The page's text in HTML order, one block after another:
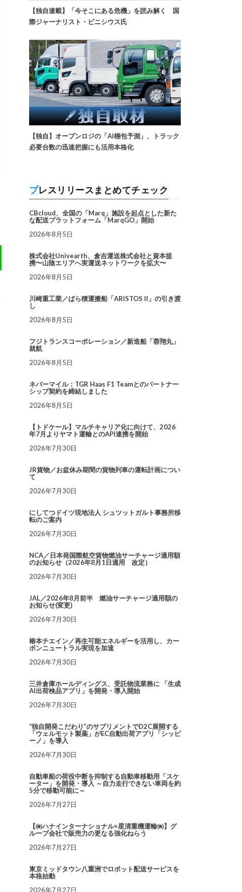
【独自連載】「今そこにある危機」を読み解く 国
際ジャーナリスト・ビニシウス氏
【独自】オープンロジの「AI梱包予測」、トラック
必要台数の迅速把握にも活用本格化
プレスリリースまとめてチェック
CBcloud、全国の「Marq」施設を起点とした新た
な配送プラットフォーム「MarqGO」開始
2026年8月5日
株式会社Univearth、倉吉運送株式会社と資本提
携〜山陰エリアへ実運送ネットワークを拡大〜
2026年8月5日
川崎重工業／ばら積運搬船「ARISTOS II」の引き渡
し
2026年8月5日
フジトランスコーポレーション／新造船「蓉翔丸」
就航
2026年8月5日
ネバーマイル：TGR Haas F1 Teamとのパートナー
シップ契約を締結しました
2026年8月5日
【トドケール】マルチキャリア化に向けて、2026
年7月よりヤマト運輸とのAPI連携を開始
2026年7月30日
JR貨物／お盆休み期間の貨物列車の運転計画につい
て
2026年7月30日
にしてつドイツ現地法人 シュツットガルト事務所移
転のご案内
2026年7月30日
NCA／日本発国際航空貨物燃油サーチャージ適用額
のお知らせ（2026年8月1日適用 改定）
2026年7月30日
JAL／2026年8月前半 燃油サーチャージ適用額の
お知らせ(変更)
2026年7月30日
椿本チエイン／再生可能エネルギーを活用し、カー
ボンニュートラル実現を加速
2026年7月30日
三井倉庫ホールディングス、受託物流業務に 「生成
AI出荷検品アプリ」を開発・導入開始
2026年7月30日
“独自開発こだわり”のサプリメントでD2C展開する
「ウェルモット製薬」がEC自動出荷アプリ「シッピ
ーノ」を導入
2026年7月30日
自動車船の荷役中断を抑制する自動車移動用「スケ
ーター」を開発・導入 ～自力走行できない車両を約
5分で移動可能に～
2026年7月27日
【㈱ハナインターナショナル×星清重機運輸㈱】グ
ループ会社で販売力の更なる強化ねらう
2026年7月27日
東京ミッドタウン八重洲でロボット配送サービスを
本格始動
2026年7月27日